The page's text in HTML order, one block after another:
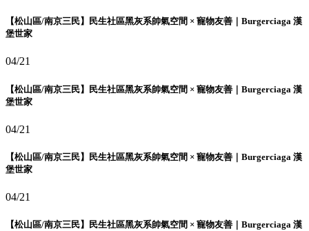
【松山區/南京三民】民生社區黑灰系帥氣空間 × 寵物友善｜Burgerciaga 漢
堡世家
04/21
【松山區/南京三民】民生社區黑灰系帥氣空間 × 寵物友善｜Burgerciaga 漢
堡世家
04/21
【松山區/南京三民】民生社區黑灰系帥氣空間 × 寵物友善｜Burgerciaga 漢
堡世家
04/21
【松山區/南京三民】民生社區黑灰系帥氣空間 × 寵物友善｜Burgerciaga 漢